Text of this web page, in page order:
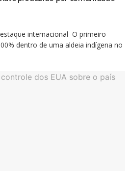
internacional O primeiro
dentro de uma aldeia indígena no